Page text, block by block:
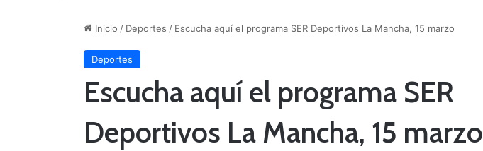
Inicio / Deportes / Escucha aquí el programa SER Deportivos La Mancha, 15 marzo
Deportes
Escucha aquí el programa SER
Deportivos La Mancha, 15 marzo